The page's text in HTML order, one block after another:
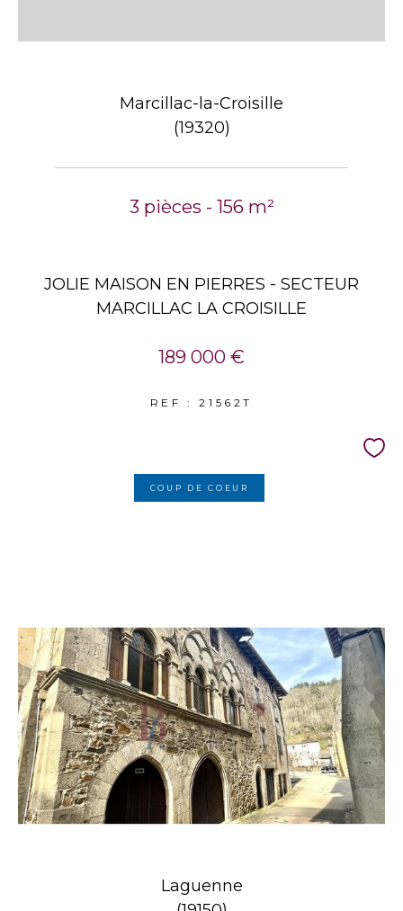
Marcillac-la-Croisille
(19320)
3 pièces - 156 m²
JOLIE MAISON EN PIERRES - SECTEUR
MARCILLAC LA CROISILLE
189 000 €
REF : 21562T
COUP DE COEUR
Laguenne